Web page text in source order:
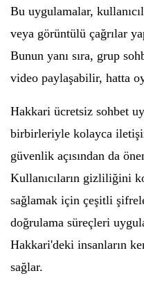
Bu uygulamalar,
veya görüntülü çağrılar
Bunun yanı sıra, grup
video paylaşabilir, hatta
Hakkari ücretsiz sohbet
birbirleriyle kolayca
güvenlik açısından da
Kullanıcıların gizliliğini
sağlamak için çeşitli
doğrulama süreçleri
Hakkari'deki insanların
sağlar.